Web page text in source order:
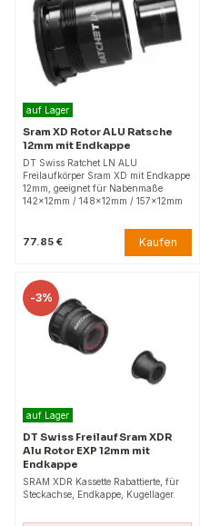
auf Lager
Sram XD Rotor ALU Ratsche
12mm mit Endkappe
DT Swiss Ratchet LN ALU
Freilaufkörper Sram XD mit Endkappe
12mm, geeignet für Nabenmaße
142x12mm / 148x12mm / 157x12mm
77.85 € Kaufen
-3%
auf Lager
DT Swiss Freilauf Sram XDR
Alu Rotor EXP 12mm mit
Endkappe
SRAM XDR Kassette Rabattierte, für
Steckachse, Endkappe, Kugellager.